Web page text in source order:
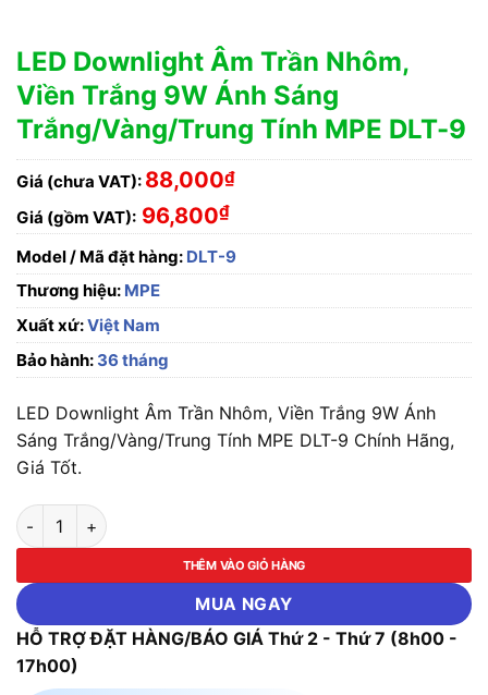
LED Downlight Âm Trần Nhôm,
Viền Trắng 9W Ánh Sáng
Trắng/Vàng/Trung Tính MPE DLT-9
Giá (chưa VAT): 88,000₫
Giá (gồm VAT): 96,800₫
Model / Mã đặt hàng: DLT-9
Thương hiệu: MPE
Xuất xứ:Việt Nam
Bảo hành: 36 tháng
LED Downlight Âm Trần Nhôm, Viền Trắng 9W Ánh
Sáng Trắng/Vàng/Trung Tính MPE DLT-9 Chính Hãng,
Giá Tốt.
LED Downlight Âm Trần Nhôm, Viền Trắng 9W Ánh Sáng
THÊM VÀO GIỎ HÀNG
MUA NGAY
HỖ TRỢ ĐẶT HÀNG/BÁO GIÁ Thứ 2 - Thứ 7 (8h00 -
17h00)